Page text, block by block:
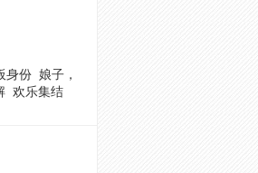
身份 娘子，
欢乐集结